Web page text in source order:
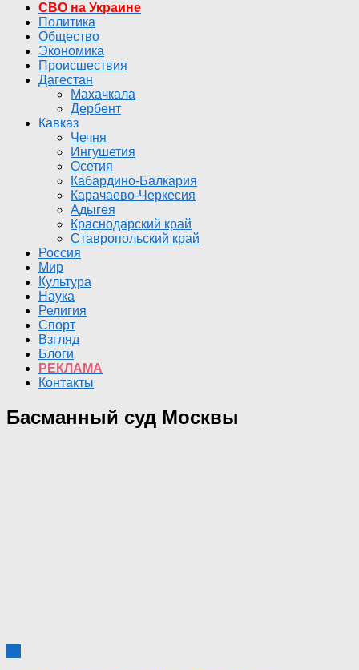
СВО на Украине
Политика
Общество
Экономика
Происшествия
Дагестан
Махачкала
Дербент
Кавказ
Чечня
Ингушетия
Осетия
Кабардино-Балкария
Карачаево-Черкесия
Адыгея
Краснодарский край
Ставропольский край
Россия
Мир
Культура
Наука
Религия
Спорт
Взгляд
Блоги
РЕКЛАМА
Контакты
Басманный суд Москвы